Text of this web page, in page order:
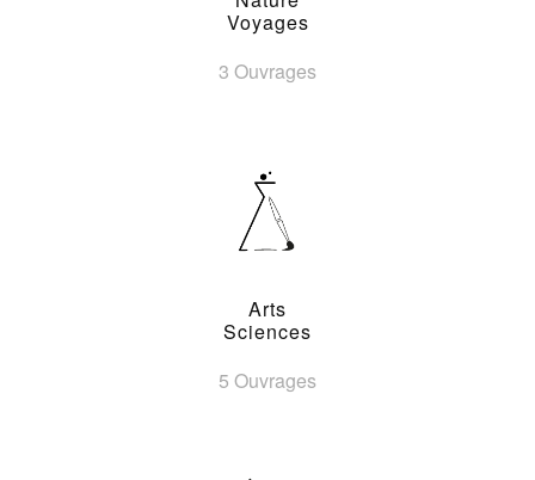
Voyages
3 Ouvrages
Arts
Sciences
5 Ouvrages